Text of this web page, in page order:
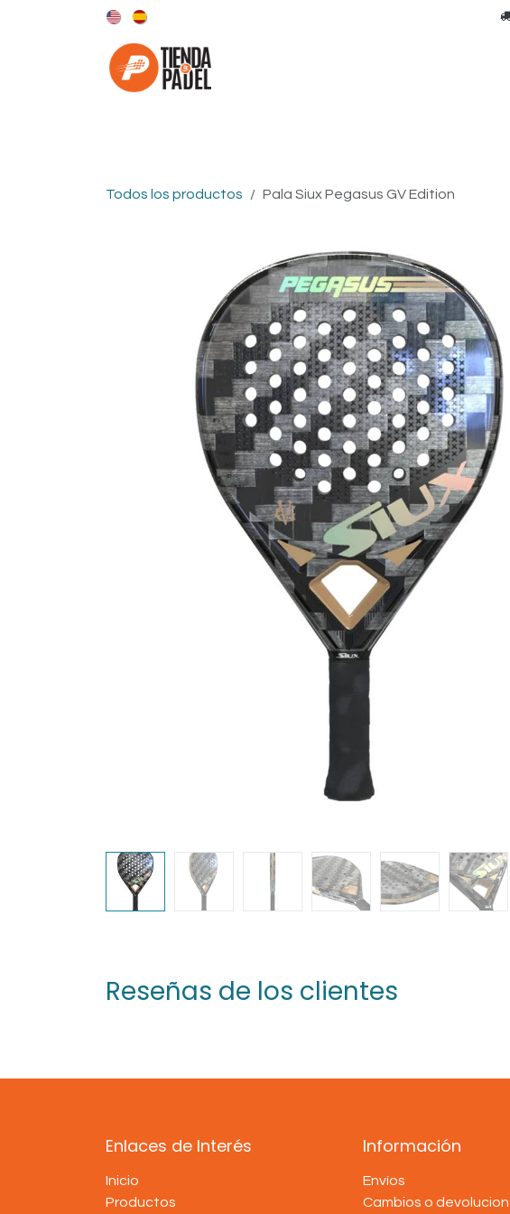
Todos los productos ​​Pala Siux Pegasus GV Edition
Reseñas de los clientes
Enlaces de Interés
Inicio
Productos
Información
Envíos
Cambios o